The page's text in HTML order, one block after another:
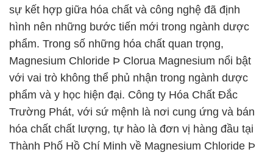
sự kết hợp giữa hóa chất và công nghệ đã định
hình nên những bước tiến mới trong ngành dược
phẩm. Trong số những hóa chất quan trọng,
Magnesium Chloride Þ Clorua Magnesium nổi bật
với vai trò không thể phủ nhận trong ngành dược
phẩm và y học hiện đại. Công ty Hóa Chất Đắc
Trường Phát, với sứ mệnh là nơi cung ứng và bán
hóa chất chất lượng, tự hào là đơn vị hàng đầu tại
Thành Phố Hồ Chí Minh về Magnesium Chloride Þ